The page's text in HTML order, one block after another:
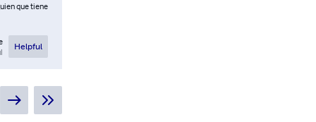
que tiene
Helpful